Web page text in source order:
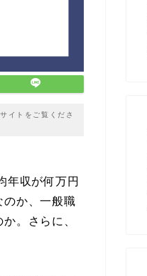
イトをご覧くださ
年収が何万円
のか、一般職
。さらに、